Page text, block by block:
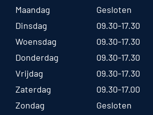
Maandag
Gesloten
Dinsdag
09.30-17.30
Woensdag
09.30-17.30
Donderdag
09.30-17.30
Vrijdag
09.30-17.30
Zaterdag
09.30-17.00
Zondag
Gesloten